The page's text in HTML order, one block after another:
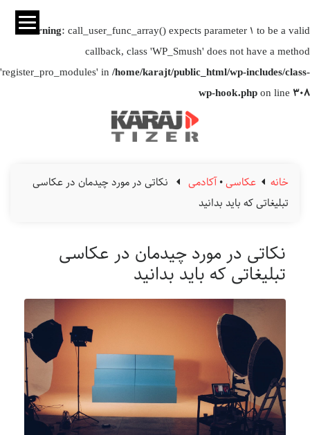
Warning: call_user_func_array() expects parameter 1 to be a valid
callback, class 'WP_Smush' does not have a method
'register_pro_modules' in/home/karajt/public_html/wp-includes/class-
wp-hook.phpon line 308
خانه عکاسی•آکادمی
نکاتی در مورد چیدمان در عکاسی
تبلیغاتی که باید بدانید
نکاتی در مورد چیدمان در عکاسی
تبلیغاتی که باید بدانید